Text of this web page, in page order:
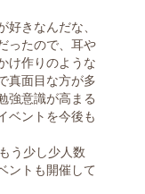
きなんだな、
ったので、耳や
け作りのような
真面目な方が多
強意識が高まる
ベントを今後も
う少し少人数
ントも開催して